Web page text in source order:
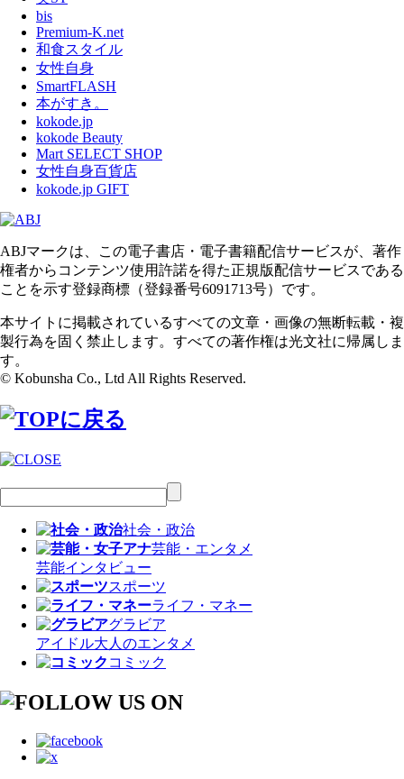
bis
Premium-K.net
和食スタイル
女性自身
SmartFLASH
本がすき。
kokode.jp
kokode Beauty
Mart SELECT SHOP
女性自身百貨店
kokode.jp GIFT
ABJマークは、この電子書店・電子書籍配信サービスが、著作
権者からコンテンツ使用許諾を得た正規版配信サービスである
ことを示す登録商標（登録番号6091713号）です。
本サイトに掲載されているすべての文章・画像の無断転載・複
製行為を固く禁止します。すべての著作権は光文社に帰属しま
す。
© Kobunsha Co., Ltd All Rights Reserved.
社会・政治
芸能・エンタメ
芸能インタビュー
スポーツ
ライフ・マネー
グラビア
アイドル大人のエンタメ
コミック